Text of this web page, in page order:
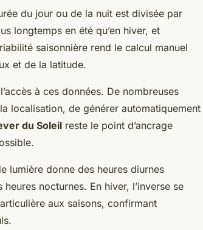
du jour ou de la nuit est divisée par
longtemps en été qu’en hiver, et
saisonnière rend le calcul manuel
et de la latitude.
à ces données. De nombreuses
localisation, de générer automatiquement
du Soleil reste le point d’ancrage
lumière donne des heures diurnes
nocturnes. En hiver, l’inverse se
aux saisons, confirmant